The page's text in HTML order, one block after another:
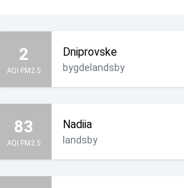
2
AQI PM2.5
Dniprovske
bygdelandsby
83
AQI PM2.5
Nadiia
landsby